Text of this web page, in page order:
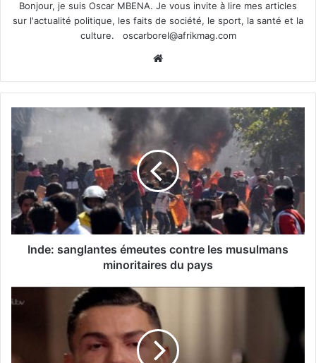
Bonjour, je suis Oscar MBENA. Je vous invite à lire mes articles
sur l'actualité politique, les faits de société, le sport, la santé et la
culture. oscarborel@afrikmag.com
Inde: sanglantes émeutes contre les musulmans
minoritaires du pays